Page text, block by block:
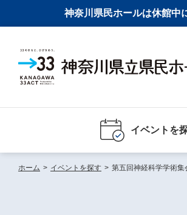
神奈川県民ホールは休館中
イベントを
ホーム > イベントを探す > 第五回神経科学学術集